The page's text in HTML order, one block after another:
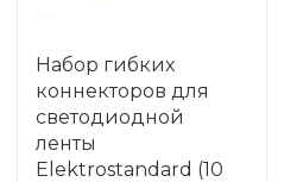
Набор гибких
коннекторов для
светодиодной
ленты
Elektrostandard (10